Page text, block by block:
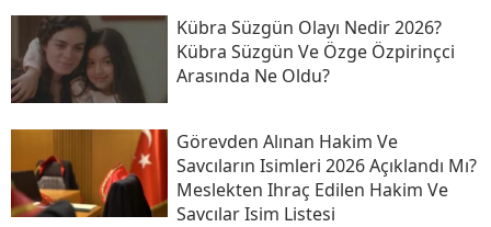
Kübra Süzgün Olayı Nedir 2026?
Kübra Süzgün Ve Özge Özpirinçci
Arasında Ne Oldu?
Görevden Alınan Hakim Ve
Savcıların Isimleri 2026 Açıklandı Mı?
Meslekten Ihraç Edilen Hakim Ve
Savcılar Isim Listesi